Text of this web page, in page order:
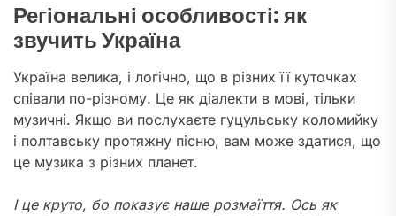
Регіональні особливості: як
звучить Україна
Україна велика, і логічно, що в різних її куточках
співали по-різному. Це як діалекти в мові, тільки
музичні. Якщо ви послухаєте гуцульську коломийку
і полтавську протяжну пісню, вам може здатися, що
це музика з різних планет.
І це круто, бо показує наше розмаїття. Ось як